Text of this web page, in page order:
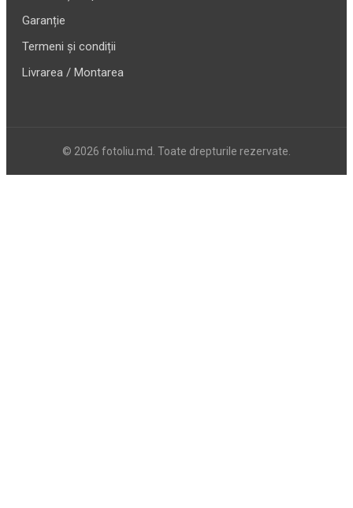
Garanție
Termeni și condiții
Livrarea / Montarea
© 2026 fotoliu.md. Toate drepturile rezervate.